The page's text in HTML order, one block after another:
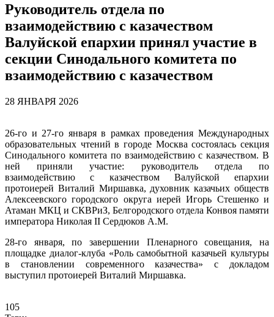
Руководитель отдела по
взаимодействию с казачеством
Валуйской епархии принял участие в
секции Синодального комитета по
взаимодействию с казачеством
28 ЯНВАРЯ 2026
26-го и 27-го января в рамках проведения Международных
образовательных чтений в городе Москва состоялась секция
Синодального комитета по взаимодействию с казачеством. В
ней приняли участие: руководитель отдела по
взаимодействию с казачеством Валуйской епархии
протоиерей Виталий Миршавка, духовник казачьих обществ
Алексеевского городского округа иерей Игорь Стешенко и
Атаман МКЦ и СКВРиЗ, Белгородского отдела Конвоя памяти
императора Николая II Сердюков А.М.
28-го января, по завершении Пленарного совещания, на
площадке диалог-клуба «Роль самобытной казачьей культуры
в становлении современного казачества» с докладом
выступил протоиерей Виталий Миршавка.
105